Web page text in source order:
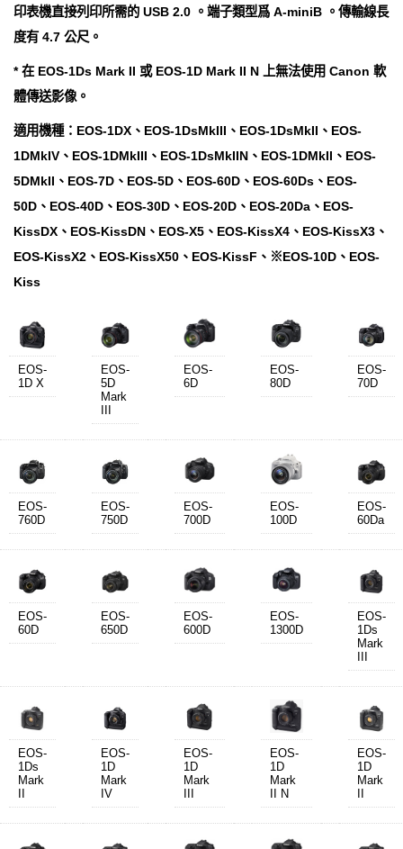
印表機直接列印所需的 USB 2.0 。端子類型爲 A-miniB 。傳輸線長
度有 4.7 公尺。
* 在 EOS-1Ds Mark II 或 EOS-1D Mark II N 上無法使用 Canon 軟
體傳送影像。
適用機種：EOS-1DX、EOS-1DsMkIII、EOS-1DsMkII、EOS-
1DMkIV、EOS-1DMkIII、EOS-1DsMkIIN、EOS-1DMkII、EOS-
5DMkII、EOS-7D、EOS-5D、EOS-60D、EOS-60Ds、EOS-
50D、EOS-40D、EOS-30D、EOS-20D、EOS-20Da、EOS-
KissDX、EOS-KissDN、EOS-X5、EOS-KissX4、EOS-KissX3、
EOS-KissX2、EOS-KissX50、EOS-KissF、※EOS-10D、EOS-
Kiss
EOS-
1D X
EOS-
5D
Mark
EOS-
6D
EOS-
80D
EOS-
70D
EOS-
760D
EOS-
750D
EOS-
700D
EOS-
100D
EOS-
60Da
EOS-
60D
EOS-
650D
EOS-
600D
EOS-
1300D
EOS-
1Ds
Mark
EOS-
1Ds
Mark
EOS-
1D
Mark
IV
EOS-
1D
Mark
EOS-
1D
Mark
II N
EOS-
1D
Mark